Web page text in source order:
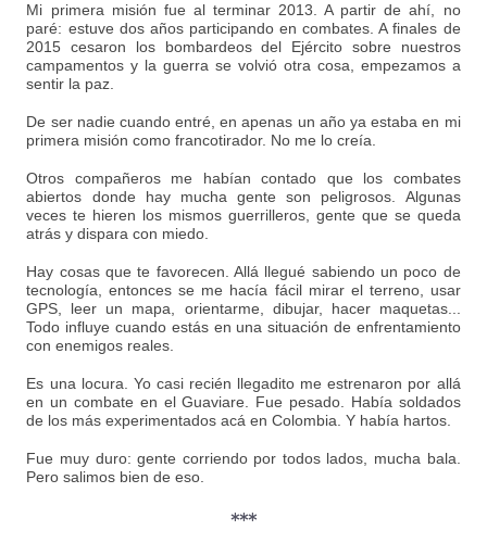
Mi primera misión fue al terminar 2013. A partir de ahí, no
paré: estuve dos años participando en combates. A finales de
2015 cesaron los bombardeos del Ejército sobre nuestros
campamentos y la guerra se volvió otra cosa, empezamos a
sentir la paz.
De ser nadie cuando entré, en apenas un año ya estaba en mi
primera misión como francotirador. No me lo creía.
Otros compañeros me habían contado que los combates
abiertos donde hay mucha gente son peligrosos. Algunas
veces te hieren los mismos guerrilleros, gente que se queda
atrás y dispara con miedo.
Hay cosas que te favorecen. Allá llegué sabiendo un poco de
tecnología, entonces se me hacía fácil mirar el terreno, usar
GPS, leer un mapa, orientarme, dibujar, hacer maquetas...
Todo influye cuando estás en una situación de enfrentamiento
con enemigos reales.
Es una locura. Yo casi recién llegadito me estrenaron por allá
en un combate en el Guaviare. Fue pesado. Había soldados
de los más experimentados acá en Colombia. Y había hartos.
Fue muy duro: gente corriendo por todos lados, mucha bala.
Pero salimos bien de eso.
***